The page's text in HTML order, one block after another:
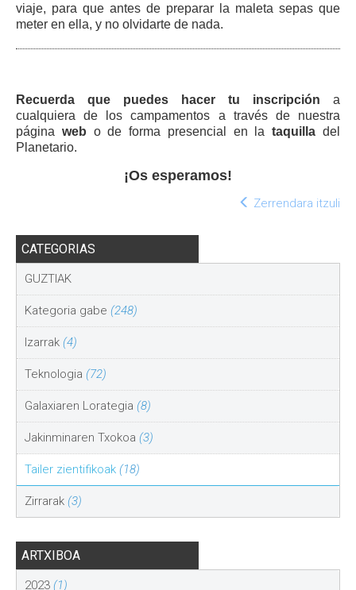
viaje, para que antes de preparar la maleta sepas que
meter en ella, y no olvidarte de nada.
Recuerda que puedes hacer tu inscripción a
cualquiera de los campamentos a través de nuestra
página web o de forma presencial en lataquilla del
Planetario.
¡Os esperamos!
Zerrendara itzuli
CATEGORIAS
GUZTIAK
Kategoria gabe (248)
Izarrak (4)
Teknologia (72)
Galaxiaren Lorategia (8)
Jakinminaren Txokoa (3)
Tailer zientifikoak (18)
Zirrarak (3)
ARTXIBOA
2023 (1)